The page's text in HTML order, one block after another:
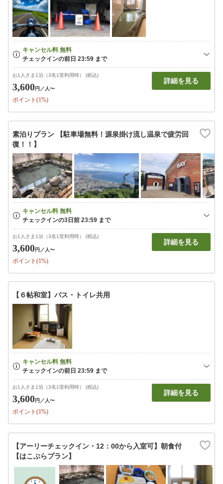
お1人さま1泊（3名1室利用時） (税込)
3,600円 ／人〜
ポイント(1%)
詳細を見る
素泊りプラン 【駐車場無料！源泉掛け流し温泉で疲労回
復！！】
お1人さま1泊（3名1室利用時） (税込)
3,600円 ／人〜
ポイント(1%)
詳細を見る
【６帖和室】バス・トイレ共用
お1人さま1泊（3名1室利用時） (税込)
3,600円 ／人〜
ポイント(1%)
詳細を見る
【アーリーチェックイン・12：00から入室可】朝食付
【はこぶらプラン】